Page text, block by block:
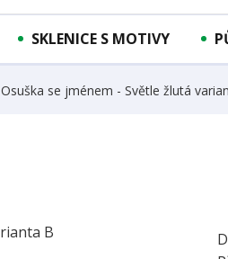
SKLENICE S MOTIVY
Osuška se jménem - Světle žlutá